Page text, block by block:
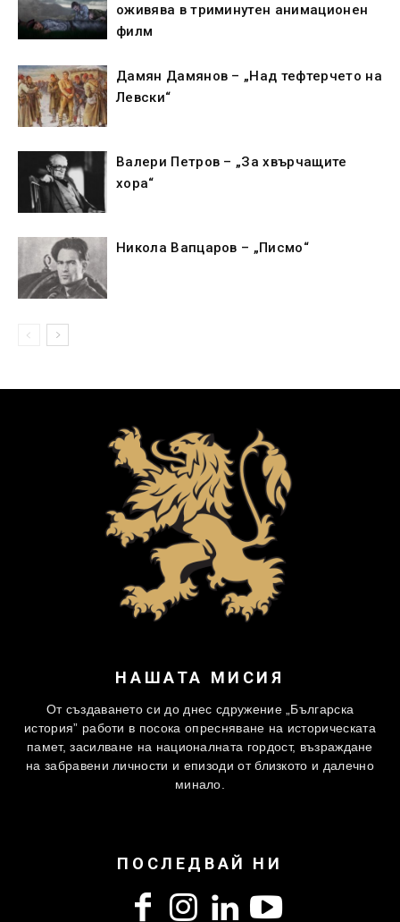
оживява в триминутен анимационен
филм
Дамян Дамянов – „Над тефтерчето на
Левски“
Валери Петров – „За хвърчащите
хора“
Никола Вапцаров – „Писмо“
НАШАТА МИСИЯ
От създаването си до днес сдружение „Българска
история” работи в посока опресняване на историческата
памет, засилване на националната гордост, възраждане
на забравени личности и епизоди от близкото и далечно
минало.
ПОСЛЕДВАЙ НИ